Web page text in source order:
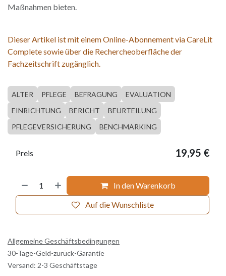
Maßnahmen bieten.
Dieser Artikel ist mit einem Online-Abonnement via CareLit
Complete sowie über die Rechercheoberfläche der
Fachzeitschrift zugänglich.
ALTER PFLEGE BEFRAGUNG
EVALUATION
EINRICHTUNG
BERICHT
BEURTEILUNG
PFLEGEVERSICHERUNG
BENCHMARKING
In den Warenkorb
Auf die Wunschliste
Preis 19,95 €
Allgemeine Geschäftsbedingungen
30-Tage-Geld-zurück-Garantie
Versand: 2-3 Geschäftstage